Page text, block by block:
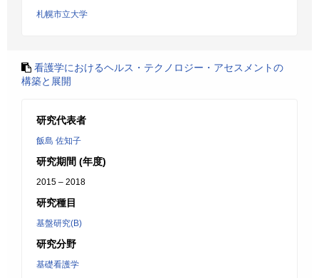
札幌市立大学
看護学におけるヘルス・テクノロジー・アセスメントの
構築と展開
研究代表者
飯島 佐知子
研究期間 (年度)
2015 – 2018
研究種目
基盤研究(B)
研究分野
基礎看護学